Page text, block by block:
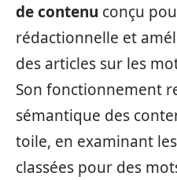
de contenu conçu
rédactionnelle et
des articles sur les
Son fonctionnement
sémantique des
toile, en examinant
classées pour des